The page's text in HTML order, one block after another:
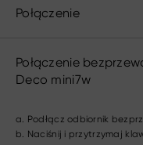
Połączenie
Połączenie
Deco mini7w
a. Podłącz odbiornik
b. Naciśnij i przytrzymaj